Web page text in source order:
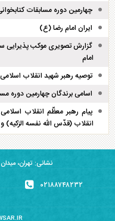
چهارمین دوره مسابقات
ایران امام رضا (ع)
گزارش تصویری موکب پذیرایی
امام
توصیه رهبر شهید انقلاب
اسامی برندگان چهارمین دوره
پیام رهبر معظّم انقلاب
انقلاب (قدّس الله نفسه
نشانی: تهران،
۰۲۱۸۸۷۴۸۲۳۲